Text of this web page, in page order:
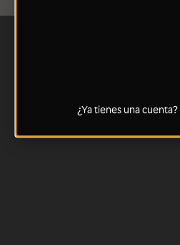
¿Ya tienes una cuenta?